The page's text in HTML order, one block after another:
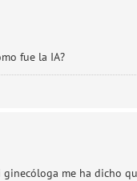
fue la IA?
ginecóloga me ha dicho